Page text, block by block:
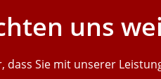
uns
dass Sie mit unserer